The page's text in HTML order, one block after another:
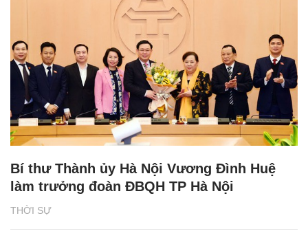
THỜI SỰ
Bí thư Thành ủy Hà Nội Vương Đình Huệ
làm trưởng đoàn ĐBQH TP Hà Nội